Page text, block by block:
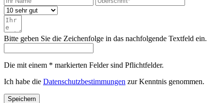
Bitte geben Sie die Zeichenfolge in das nachfolgende Textfeld ein.
Die mit einem * markierten Felder sind Pflichtfelder.
Ich habe die Datenschutzbestimmungen zur Kenntnis genommen.
Speichern